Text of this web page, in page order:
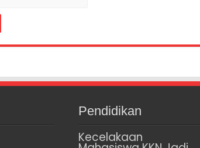
Pendidikan
Kecelakaan